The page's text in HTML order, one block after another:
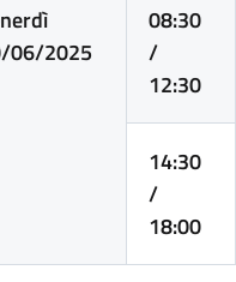
06/2025
08:30
/
12:30
14:30
/
18:00